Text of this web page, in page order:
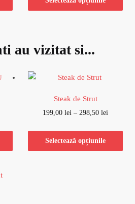
au vizitat si...
Steak de Strut
199,00lei –298,50lei
Selectează opțiunile